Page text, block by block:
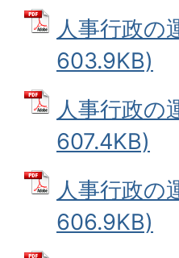
人事行政の
603.9KB)
人事行政の
607.4KB)
人事行政の
606.9KB)